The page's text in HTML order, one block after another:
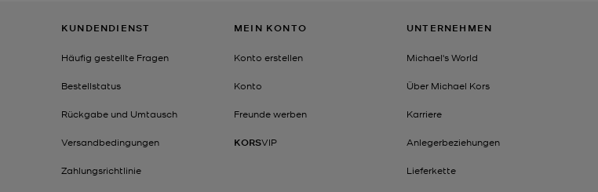
KUNDENDIENST
Häufig gestellte Fragen
Bestellstatus
Rückgabe und Umtausch
Versandbedingungen
Zahlungsrichtlinie
MEIN KONTO
Konto erstellen
Konto
Freunde werben
KORSVIP
UNTERNEHMEN
Michael's World
Über Michael Kors
Karriere
Anlegerbeziehungen
Lieferkette